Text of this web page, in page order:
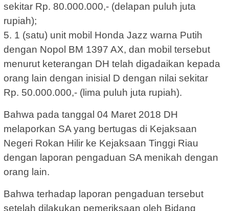
sekitar Rp. 80.000.000,- (delapan puluh juta
rupiah);
5. 1 (satu) unit mobil Honda Jazz warna Putih
dengan Nopol BM 1397 AX, dan mobil tersebut
menurut keterangan DH telah digadaikan kepada
orang lain dengan inisial D dengan nilai sekitar
Rp. 50.000.000,- (lima puluh juta rupiah).
Bahwa pada tanggal 04 Maret 2018 DH
melaporkan SA yang bertugas di Kejaksaan
Negeri Rokan Hilir ke Kejaksaan Tinggi Riau
dengan laporan pengaduan SA menikah dengan
orang lain.
Bahwa terhadap laporan pengaduan tersebut
setelah dilakukan pemeriksaan oleh Bidang